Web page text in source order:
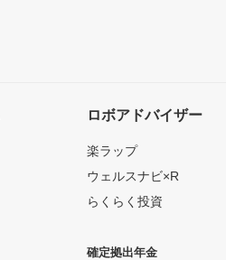
ロボアドバイザー
楽ラップ
ウェルスナビ×R
らくらく投資
確定拠出年金